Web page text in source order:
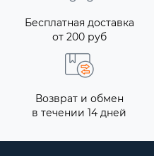
Бесплатная доставка
от 200 руб
Возврат и обмен
в течении 14 дней